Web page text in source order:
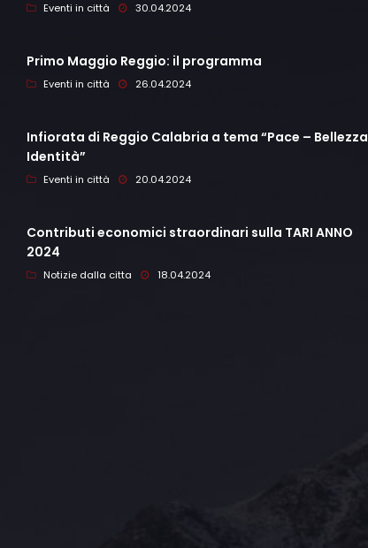
Eventi in città 30.04.2024
Primo Maggio Reggio: il programma
Eventi in città 26.04.2024
Infiorata di Reggio Calabria a tema “Pace – Bellezza
Identità”
Eventi in città 20.04.2024
Contributi economici straordinari sulla TARI ANNO
2024
Notizie dalla citta 18.04.2024